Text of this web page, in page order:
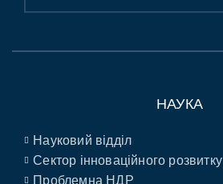
НАУКА
Науковий відділ
Сектор інноваційного розвитку
Проблемна НДР